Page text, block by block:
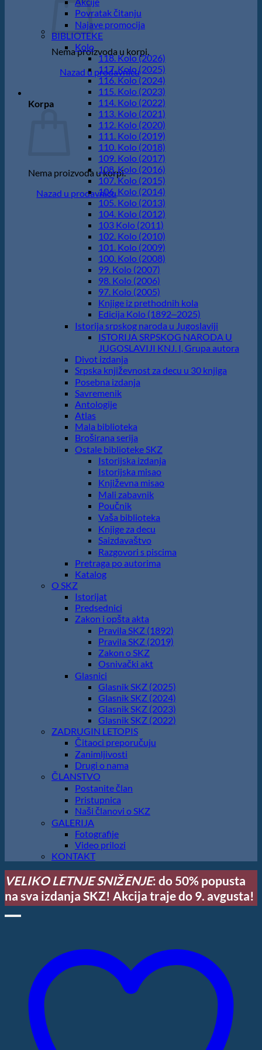
Nema proizvoda u korpi.
Nazad u prodavnicu
Korpa
Nema proizvoda u korpi.
Nazad u prodavnicu
Povratak čitanju
Najave promocija
BIBLIOTEKE
Kolo
118. Kolo (2026)
117. Kolo (2025)
116. Kolo (2024)
115. Kolo (2023)
114. Kolo (2022)
113. Kolo (2021)
112. Kolo (2020)
111. Kolo (2019)
110. Kolo (2018)
109. Kolo (2017)
108. Kolo (2016)
107. Kolo (2015)
106. Kolo (2014)
105. Kolo (2013)
104. Kolo (2012)
103 Kolo (2011)
102. Kolo (2010)
101. Kolo (2009)
100. Kolo (2008)
99. Kolo (2007)
98. Kolo (2006)
97. Kolo (2005)
Knjige iz prethodnih kola
Edicija Kolo (1892‒2025)
Istorija srpskog naroda u Jugoslaviji
ISTORIJA SRPSKOG NARODA U
JUGOSLAVIJI KNJ. I, Grupa autora
Divot izdanja
Srpska književnost za decu u 30 knjiga
Posebna izdanja
Savremenik
Antologije
Atlas
Mala biblioteka
Broširana serija
Ostale biblioteke SKZ
Istorijska izdanja
Istorijska misao
Književna misao
Mali zabavnik
Poučnik
Vaša biblioteka
Knjige za decu
Saizdavaštvo
Razgovori s piscima
Pretraga po autorima
Katalog
O SKZ
Istorijat
Predsednici
Zakon i opšta akta
Pravila SKZ (1892)
Pravila SKZ (2019)
Zakon o SKZ
Osnivački akt
Glasnici
Glasnik SKZ (2025)
Glasnik SKZ (2024)
Glasnik SKZ (2023)
Glasnik SKZ (2022)
ZADRUGIN LETOPIS
Čitaoci preporučuju
Zanimljivosti
Drugi o nama
ČLANSTVO
Postanite član
Pristupnica
Naši članovi o SKZ
GALERIJA
Fotografije
Video prilozi
KONTAKT
VELIKO LETNJE SNIŽENJE: do 50% popusta
na sva izdanja SKZ! Akcija traje do 9. avgusta!